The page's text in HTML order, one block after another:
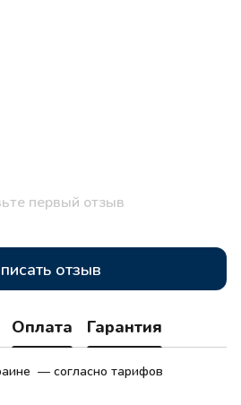
первый отзыв
отзыв
Оплата Гарантия
— согласно тарифов